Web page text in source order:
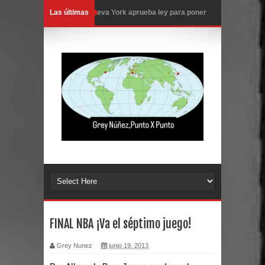
Las últimasNueva York aprueba ley para poner
enfermedades terminales
Juan Luis Guerra cerrará los Juegos
Centroamericanos SD 2026
Entre 20 y 40 inmigrantes al día son
FINAL NBA ¡Va el séptimo juego!
Grey Nunez junio 19, 2013